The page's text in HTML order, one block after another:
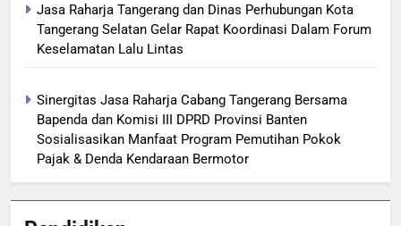
Jasa Raharja Tangerang dan Dinas Perhubungan Kota
Tangerang Selatan Gelar Rapat Koordinasi Dalam Forum
Keselamatan Lalu Lintas
Sinergitas Jasa Raharja Cabang Tangerang Bersama
Bapenda dan Komisi III DPRD Provinsi Banten
Sosialisasikan Manfaat Program Pemutihan Pokok
Pajak & Denda Kendaraan Bermotor